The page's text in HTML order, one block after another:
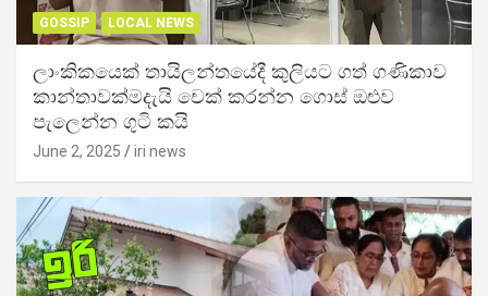
GOSSIP LOCAL NEWS
ලාංකිකයෙක් තායිලන්තයේදී කුලියට ගත් ගණිකාව
කාන්තාවක්මදැයි චෙක් කරන්න ගොස් ඔළුව
පැලෙන්න ගුටි කයි
June 2, 2025 iri news